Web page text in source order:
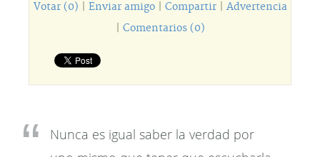
Votar (0) Enviar amigo| Compartir| Advertencia
Comentarios (0)
Nunca es igual saber la verdad por